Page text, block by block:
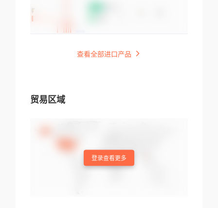
查看全部进口产品
贸易区域
登录查看更多